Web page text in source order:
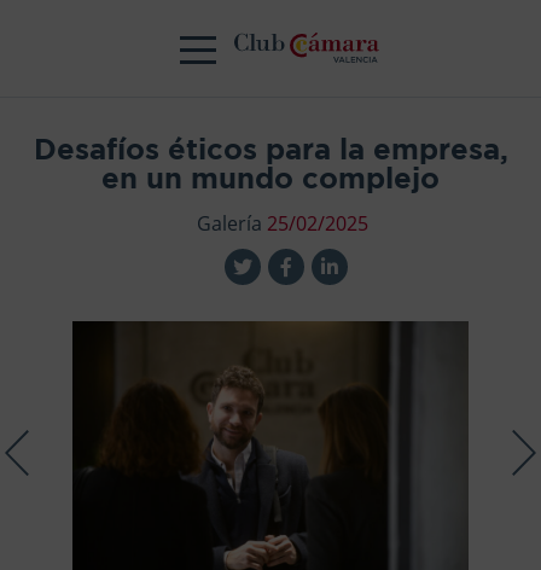
Desafíos éticos para la empresa,
en un mundo complejo
Galería 25/02/2025